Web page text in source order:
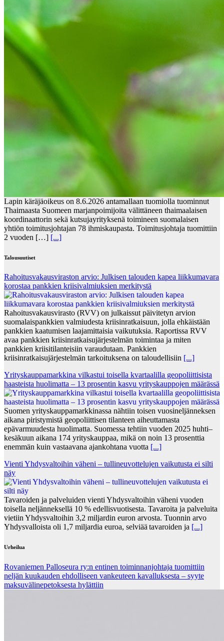
Lapin käräjäoikeus on 8.6.2026 antamallaan tuomiolla tuominnut
Thaimaasta Suomeen marjanpoimijoita välittäneen thaimaalaisen
koordinaattorin sekä kutsujayrityksenä toimineen suomalaisen
yhtiön toimitusjohtajan 78 ihmiskaupasta. Toimitusjohtaja tuomittiin
2 vuoden […] [...]
Talousuutiset
Rahoitusvakausviraston arvio: Julkisen talouden kapea liikkumavara
korostaa pankkien kriisivalmiuksien merkitystä
Rahoitusvakausvirasto (RVV) on julkaissut päivitetyn arvion
suomalaispankkien valmiudesta kriisinratkaisuun, jolla ehkäistään
pankkien kaatumisen laajamittaisia vaikutuksia. Raportissa RVV
avaa pankkien kriisinratkaisujärjestelmän toimintaa ja miten
pankkien kriisitilanteisiin varaudutaan. Pankkien
kriisinratkaisujärjestelmän tarkoituksena on taloudellisiin [...]
Yrityskauppamarkkina vilkastui toisella kvartaalilla geopoliittisista
haasteista huolimatta – 13 prosentin kasvu yrityskauppojen määrässä
Suomen yrityskauppamarkkinassa nähtiin toisen vuosineljänneksen
aikana piristymistä geopoliittisen tilanteen aiheuttamasta
epävarmuudesta huolimatta. Suomessa tehtiin vuoden 2025 huhti–
kesäkuun aikana 174 yrityskauppaa, mikä on noin 13 prosenttia
enemmän kuin vastaavana ajankohtana vuotta [...]
Vienti Yhdysvaltoihin väheni – tullineuvottelujen vaikutusta ei silti
näy
Tavaroiden ja palveluiden vienti Yhdysvaltoihin väheni vuoden
toisella neljänneksellä 10 % edellisvuotisesta. Tavaroita ja palveluita
vietiin Yhdysvaltoihin 3,2 miljardin euron arvosta. Tuonnin arvo
Yhdysvalloista oli 1,7 miljardia euroa, selviää tavaroiden ja [...]
Urheilua
Rovaniemen Palloseura ry:n entinen toiminnanjohtaja tuo­mit­tiin
neljän kuu­kau­den eh­dol­li­seen van­keu­teen ka­val­luk­ses­ta – syyte
mak­su­vä­li­ne­pe­tok­ses­ta hy­lät­tiin